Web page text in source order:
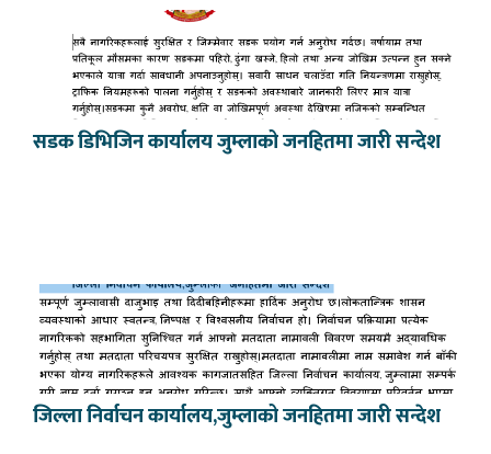
सडक डिभिजिन कार्यालय जुम्लाको जनहितमा जारी सन्देश
जिल्ला निर्वाचन कार्यालय,जुम्लाको जनहितमा जारी सन्देश